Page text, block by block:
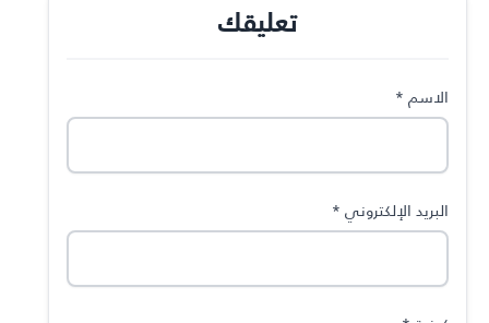
تعليقك
الاسم *
البريد الإلكتروني *